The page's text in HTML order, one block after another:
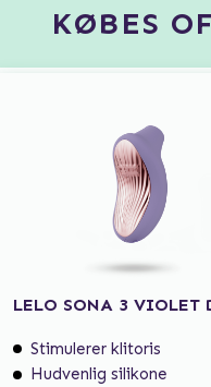
KØBES
LELO SONA 3 VIOLET
Stimulerer klitoris
Hudvenlig silikone